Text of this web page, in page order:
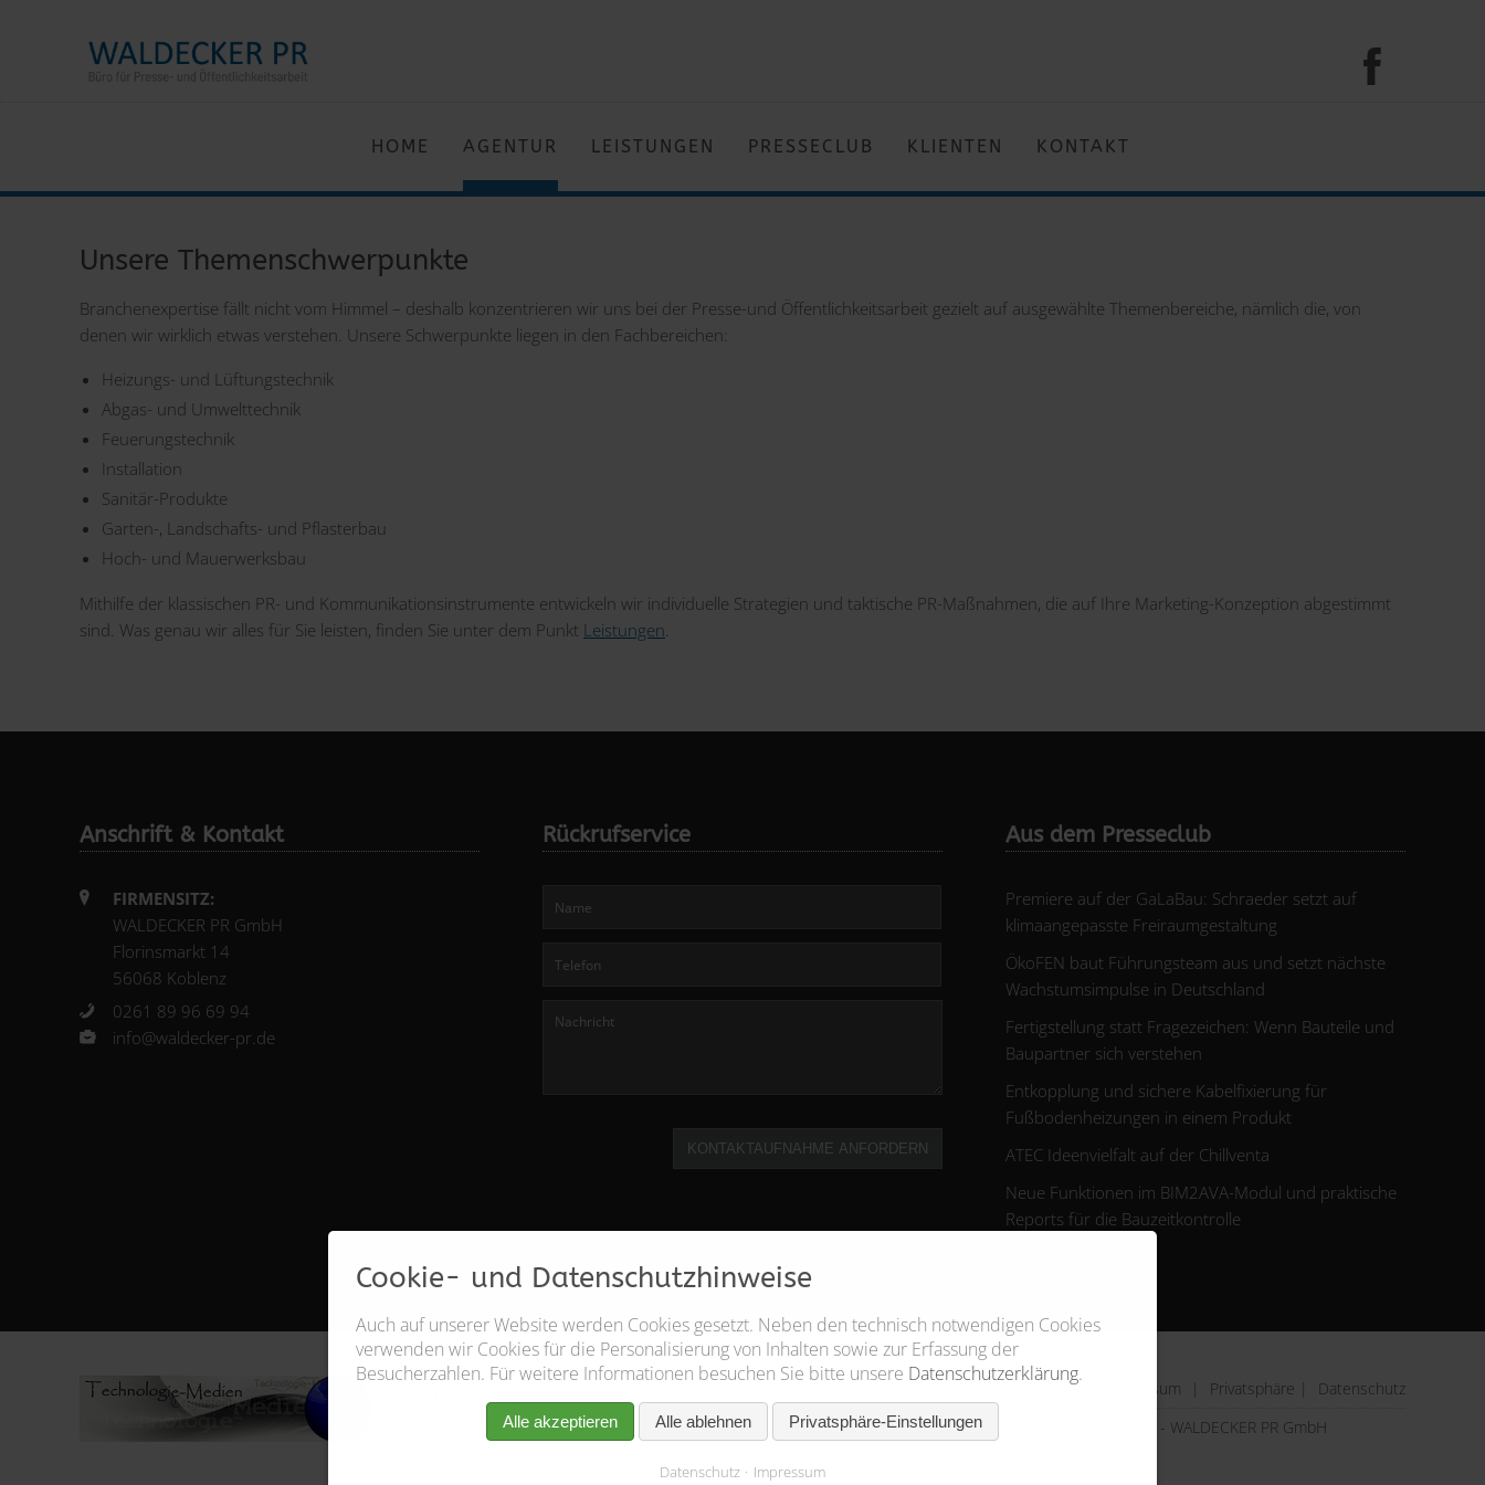
HOME AGENTUR LEISTUNGEN PRESSECLUB KLIENTEN KONTAKT
Unsere Themenschwerpunkte
Branchenexpertise fällt nicht vom Himmel – deshalb konzentrieren wir uns bei der Presse-und Öffentlichkeitsarbeit gezielt auf ausgewählte Themenbereiche, nämlich die, von
denen wir wirklich etwas verstehen. Unsere Schwerpunkte liegen in den Fachbereichen:
Heizungs- und Lüftungstechnik
Abgas- und Umwelttechnik
Feuerungstechnik
Installation
Sanitär-Produkte
Garten-, Landschafts- und Pflasterbau
Hoch- und Mauerwerksbau
Mithilfe der klassischen PR- und Kommunikationsinstrumente entwickeln wir individuelle Strategien und taktische PR-Maßnahmen, die auf Ihre Marketing-Konzeption abgestimmt
sind. Was genau wir alles für Sie leisten, finden Sie unter dem Punkt Leistungen.
Anschrift & Kontakt
FIRMENSITZ:
WALDECKER PR GmbH
Florinsmarkt 14
56068 Koblenz
0261 89 96 69 94
info@waldecker-pr.de
Rückrufservice
KONTAKTAUFNAHME ANFORDERN
Aus dem Presseclub
Premiere auf der GaLaBau: Schraeder setzt auf
klimaangepasste Freiraumgestaltung
ÖkoFEN baut Führungsteam aus und setzt nächste
Wachstumsimpulse in Deutschland
Fertigstellung statt Fragezeichen: Wenn Bauteile und
Baupartner sich verstehen
Entkopplung und sichere Kabelfixierung für
Fußbodenheizungen in einem Produkt
ATEC Ideenvielfalt auf der Chillventa
Neue Funktionen im BIM2AVA-Modul und praktische
Reports für die Bauzeitkontrolle
Impressum Privatsphäre
Datenschutz
© 2026 - WALDECKER PR GmbH
Cookie- und Datenschutzhinweise
Auch auf unserer Website werden Cookies gesetzt. Neben den technisch notwendigen Cookies
verwenden wir Cookies für die Personalisierung von Inhalten sowie zur Erfassung der
Besucherzahlen. Für weitere Informationen besuchen Sie bitte unsere Datenschutzerklärung.
Alle akzeptieren Alle ablehnen Privatsphäre-Einstellungen
Datenschutz Impressum